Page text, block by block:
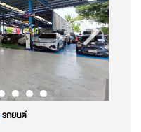
รถยนต์